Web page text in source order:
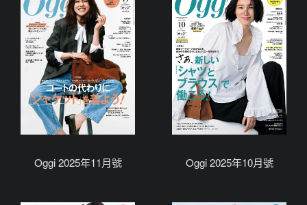
Oggi 2025年11月號 Oggi 2025年10月號